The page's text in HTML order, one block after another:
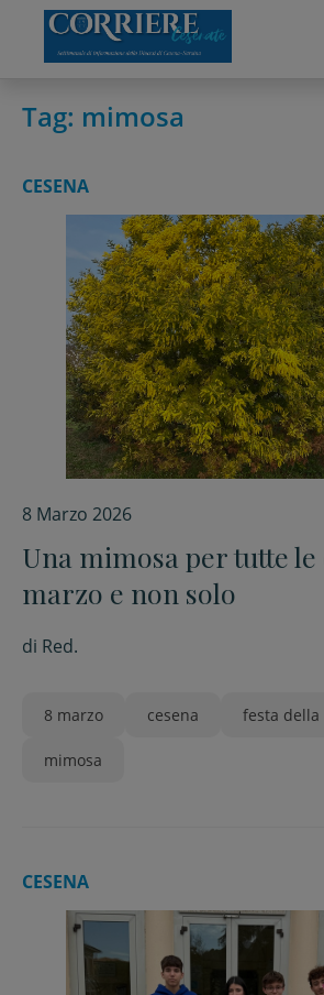
content
Tag: mimosa
CESENA
8 Marzo 2026
Una mimosa per tutte le
marzo e non solo
di Red.
8 marzo cesena festa della
mimosa
CESENA